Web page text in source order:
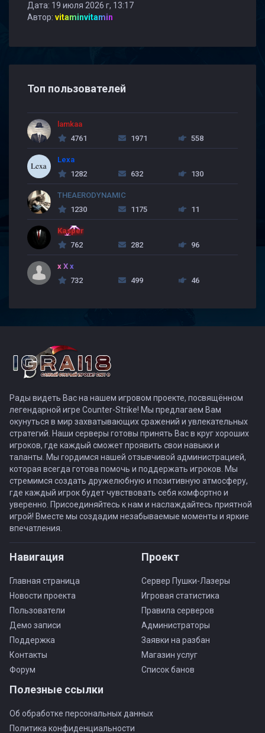
Дата: 19 июля 2026 г, 13:17
Автор: vitaminvitamin
Топ пользователей
lamkaa
4761
1971 558
Lexa
1282
632 130
THEAERODYNAMIC
1230
1175 11
Kasper
762
282 96
x X x
732
499 46
Рады видеть Вас на нашем игровом проекте, посвящённом
легендарной игре Counter-Strike! Мы предлагаем Вам
окунуться в мир захватывающих сражений и увлекательных
стратегий. Наши серверы готовы принять Вас в круг хороших
игроков, где каждый сможет проявить свои навыки и
таланты. Мы гордимся нашей отзывчивой администрацией,
которая всегда готова помочь и поддержать игроков. Мы
стремимся создать дружелюбную и позитивную атмосферу,
где каждый игрок будет чувствовать себя комфортно и
уверенно. Присоединяйтесь к нам и наслаждайтесь приятной
игрой! Вместе мы создадим незабываемые моменты и яркие
впечатления.
Навигация
Главная страница
Новости проекта
Пользователи
Демо записи
Поддержка
Контакты
Форум
Проект
Сервер Пушки-Лазеры
Игровая статистика
Правила серверов
Администраторы
Заявки на разбан
Магазин услуг
Список банов
Полезные ссылки
Об обработке персональных данных
Политика конфиденциальности